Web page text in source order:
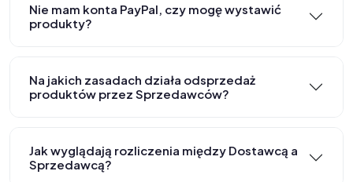
Nie mam konta PayPal, czy mogę wystawić
produkty?
Na jakich zasadach działa odsprzedaż
produktów przez Sprzedawców?
Jak wyglądają rozliczenia między Dostawcą a
Sprzedawcą?